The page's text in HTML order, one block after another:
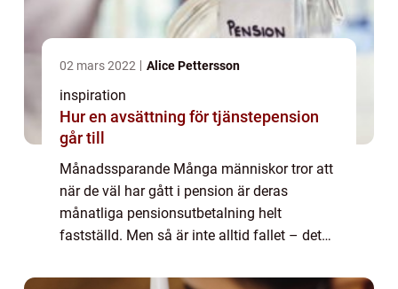
02 mars 2022 Alice Pettersson
inspiration
Hur en avsättning för tjänstepension
går till
Månadssparande Många människor tror att
när de väl har gått i pension är deras
månatliga pensionsutbetalning helt
fastställd. Men så är inte alltid fallet – det
inbetalningar till en tjänstepensionsplan....